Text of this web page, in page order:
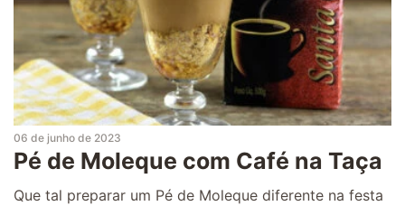
06 de junho de 2023
Pé de Moleque com Café na Taça
Que tal preparar um Pé de Moleque diferente na festa